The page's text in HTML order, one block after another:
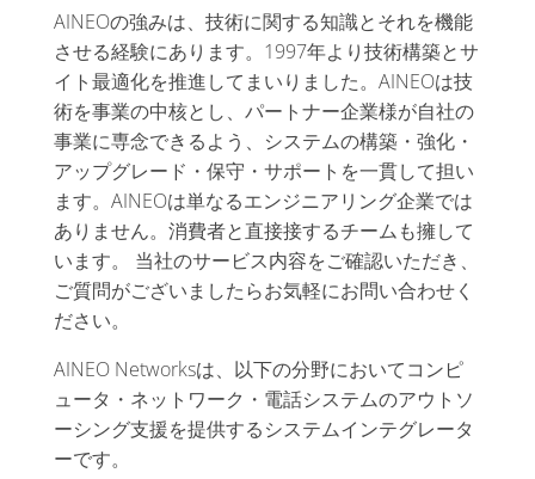
AINEOの強みは、技術に関する知識とそれを機能
させる経験にあります。1997年より技術構築とサ
イト最適化を推進してまいりました。AINEOは技
術を事業の中核とし、パートナー企業様が自社の
事業に専念できるよう、システムの構築・強化・
アップグレード・保守・サポートを一貫して担い
ます。AINEOは単なるエンジニアリング企業では
ありません。消費者と直接接するチームも擁して
います。 当社のサービス内容をご確認いただき、
ご質問がございましたらお気軽にお問い合わせく
ださい。
AINEO Networksは、以下の分野においてコンピ
ュータ・ネットワーク・電話システムのアウトソ
ーシング支援を提供するシステムインテグレータ
ーです。